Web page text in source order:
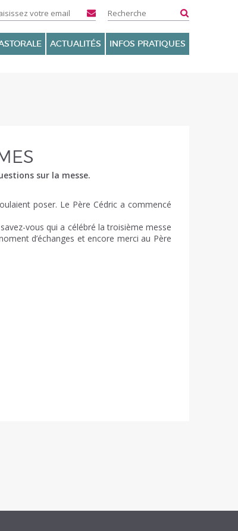
ACTUALITÉS INFOS PRATIQUES
sur la messe.
poser. Le Père Cédric a commencé
vous qui a célébré la troisième messe
d’échanges et encore merci au Père